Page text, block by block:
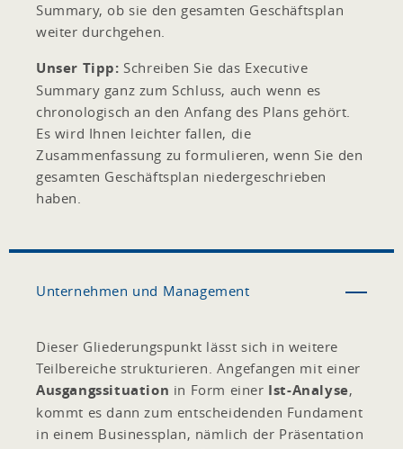
Summary, ob sie den gesamten Geschäftsplan
weiter durchgehen.
Unser Tipp: Schreiben Sie das Executive
Summary ganz zum Schluss, auch wenn es
chronologisch an den Anfang des Plans gehört.
Es wird Ihnen leichter fallen, die
Zusammenfassung zu formulieren, wenn Sie den
gesamten Geschäftsplan niedergeschrieben
haben.
Unternehmen und Management
Dieser Gliederungspunkt lässt sich in weitere
Teilbereiche strukturieren. Angefangen mit einer
Ausgangssituation in Form einer Ist-Analyse,
kommt es dann zum entscheidenden Fundament
in einem Businessplan, nämlich der Präsentation